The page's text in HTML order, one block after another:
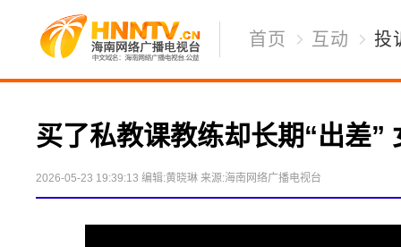
首页 互动 投
买了私教课教练却长期“出差”
2026-05-23 19:39:13 编辑:黄晓琳 来源:海南网络广播电视台